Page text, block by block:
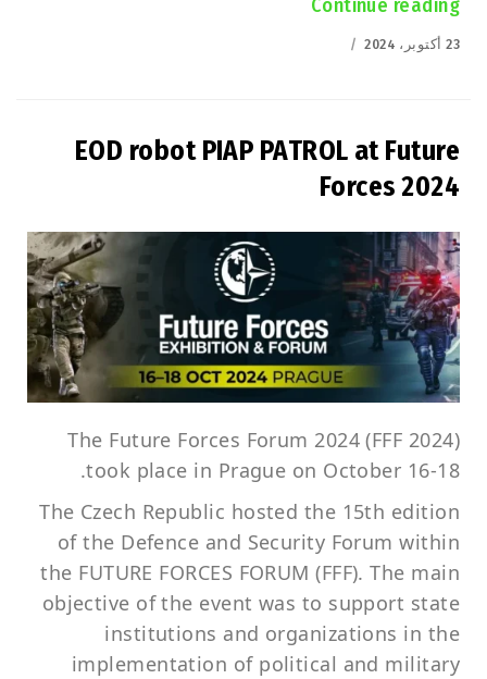
Continue reading
Posted
23 أكتوبر، 2024
EOD robot PIAP PATROL at Future
Forces 2024
The Future Forces Forum 2024 (FFF 2024)
took place in Prague on October 16-18.
The Czech Republic hosted the 15th edition
of the Defence and Security Forum within
the FUTURE FORCES FORUM (FFF). The main
objective of the event was to support state
institutions and organizations in the
implementation of political and military